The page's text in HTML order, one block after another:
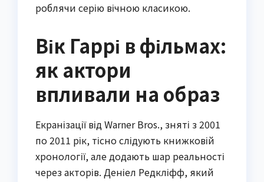
роблячи серію вічною класикою.
Вік Гаррі в фільмах:
як актори
впливали на образ
Екранізації від Warner Bros., зняті з 2001
по 2011 рік, тісно слідують книжковій
хронології, але додають шар реальності
через акторів. Деніел Редкліфф, який